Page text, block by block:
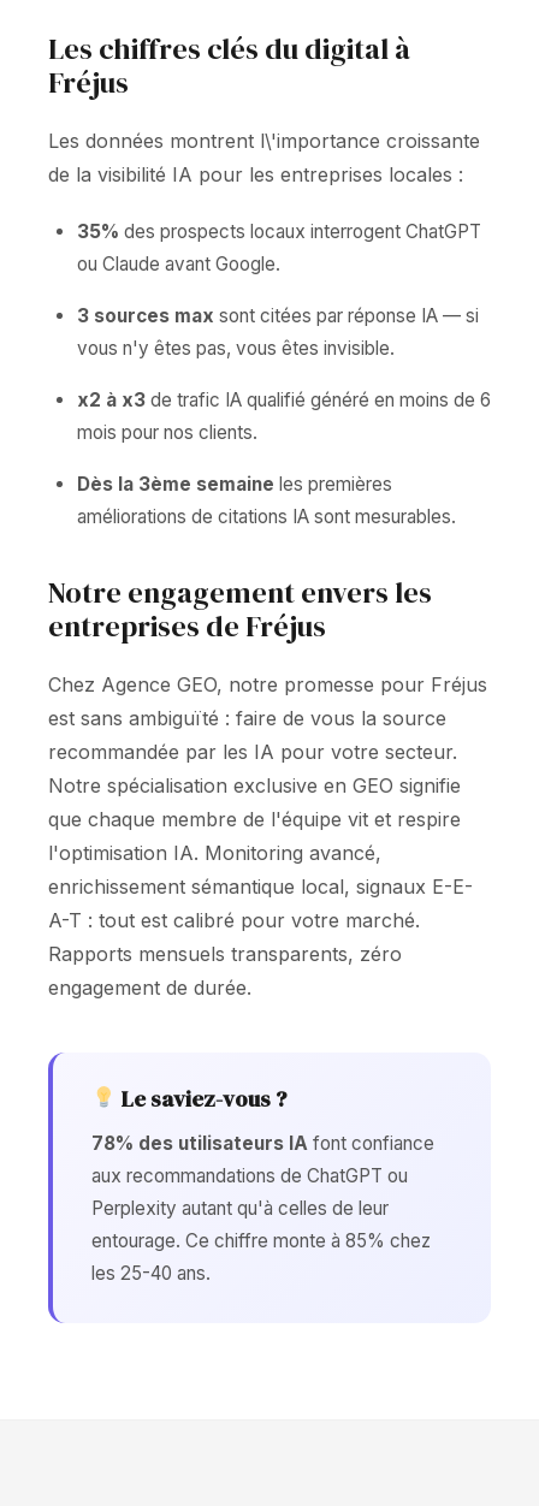
Les chiffres clés du digital à
Fréjus
Les données montrent l\'importance croissante
de la visibilité IA pour les entreprises locales :
35% des prospects locaux interrogent ChatGPT
ou Claude avant Google.
3 sources max sont citées par réponse IA — si
vous n'y êtes pas, vous êtes invisible.
x2 à x3 de trafic IA qualifié généré en moins de 6
mois pour nos clients.
Dès la 3ème semaine les premières
améliorations de citations IA sont mesurables.
Notre engagement envers les
entreprises de Fréjus
Chez Agence GEO, notre promesse pour Fréjus
est sans ambiguïté : faire de vous la source
recommandée par les IA pour votre secteur.
Notre spécialisation exclusive en GEO signifie
que chaque membre de l'équipe vit et respire
l'optimisation IA. Monitoring avancé,
enrichissement sémantique local, signaux E-E-
A-T : tout est calibré pour votre marché.
Rapports mensuels transparents, zéro
engagement de durée.
Le saviez-vous ?
78% des utilisateurs IA font confiance
aux recommandations de ChatGPT ou
Perplexity autant qu'à celles de leur
entourage. Ce chiffre monte à 85% chez
les 25-40 ans.